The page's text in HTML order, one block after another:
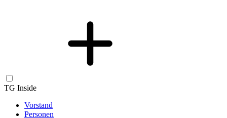
TG Inside
Vorstand
Personen